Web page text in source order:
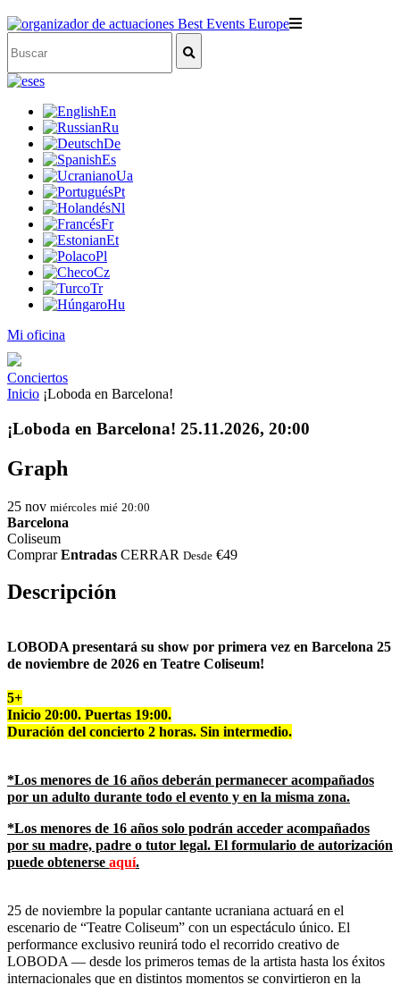
es
En
Ru
De
Es
Ua
Pt
Nl
Fr
Et
Pl
Cz
Tr
Hu
Mi oficina
Conciertos
Inicio ¡Loboda en Barcelona!
¡Loboda en Barcelona! 25.11.2026, 20:00
Graph
25 nov miércoles mié 20:00
Barcelona
Coliseum
ComprarEntradas CERRAR Desde €49
Descripción
LOBODA presentará su show por primera vez en Barcelona 25
de noviembre de 2026 en Teatre Coliseum!
5+
Inicio 20:00. Puertas 19:00.
Duración del concierto 2 horas. Sin intermedio.
*Los menores de 16 años deberán permanecer acompañados
por un adulto durante todo el evento y en la misma zona.
*Los menores de 16 años solo podrán acceder acompañados
por su madre, padre o tutor legal. El formulario de autorización
puede obtenerse aquí.
25 de noviembre la popular cantante ucraniana actuará en el
escenario de “Teatre Coliseum” con un espectáculo único. El
performance exclusivo reunirá todo el recorrido creativo de
LOBODA — desde los primeros temas de la artista hasta los éxitos
internacionales que en distintos momentos se convirtieron en la